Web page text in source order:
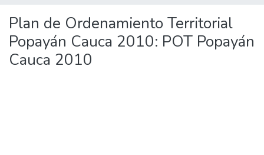
Plan de Ordenamiento Territorial
Popayán Cauca 2010: POT Popayán
Cauca 2010